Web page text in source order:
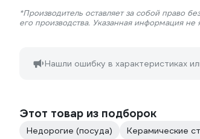
*Производитель оставляет за собой право
его производства. Указанная информация не
Нашли ошибку в характеристиках
Этот товар из подборок
Недорогие (посуда) Керамические